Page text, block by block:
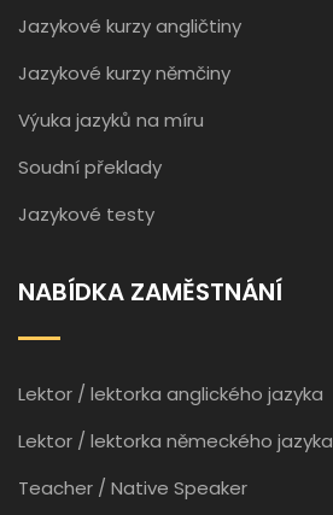
Jazykové kurzy angličtiny
Jazykové kurzy němčiny
Výuka jazyků na míru
Soudní překlady
Jazykové testy
NABÍDKA ZAMĚSTNÁNÍ
Lektor / lektorka anglického jazyka
Lektor / lektorka německého jazyka
Teacher / Native Speaker